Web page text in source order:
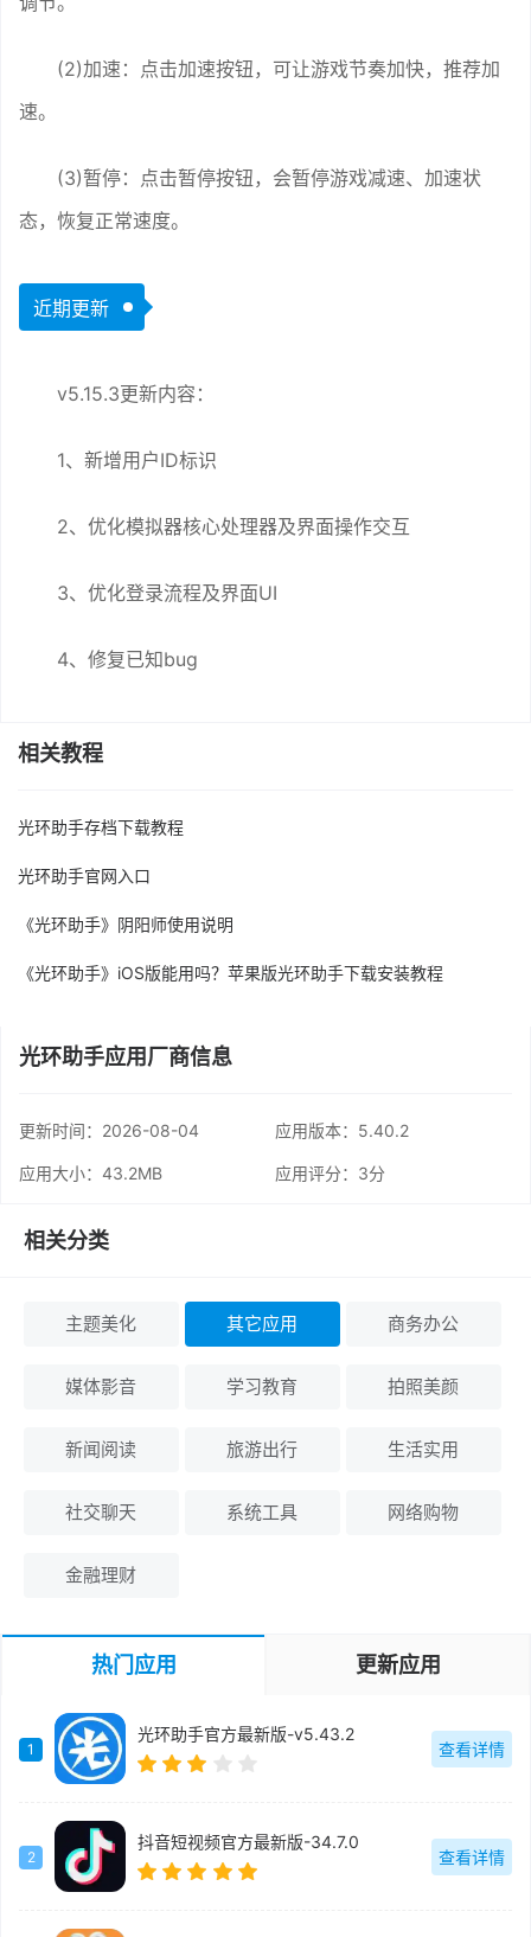
(2)加速：点击加速按钮，可让游戏节奏加快，推荐加
速。
(3)暂停：点击暂停按钮，会暂停游戏减速、加速状
态，恢复正常速度。
近期更新
v5.15.3更新内容：
1、新增用户ID标识
2、优化模拟器核心处理器及界面操作交互
3、优化登录流程及界面UI
4、修复已知bug
相关教程
光环助手存档下载教程
光环助手官网入口
《光环助手》阴阳师使用说明
《光环助手》iOS版能用吗？苹果版光环助手下载安装教程
光环助手应用厂商信息
更新时间： 2026-08-04 应用版本：5.40.2
应用大小：43.2MB 应用评分： 3分
相关分类
主题美化 其它应用 商务办公
媒体影音 学习教育 拍照美颜
新闻阅读 旅游出行 生活实用
社交聊天 系统工具 网络购物
金融理财
热门应用 更新应用
1
光环助手官方最新版-v5.43.2
查看详情
2
抖音短视频官方最新版-34.7.0
查看详情